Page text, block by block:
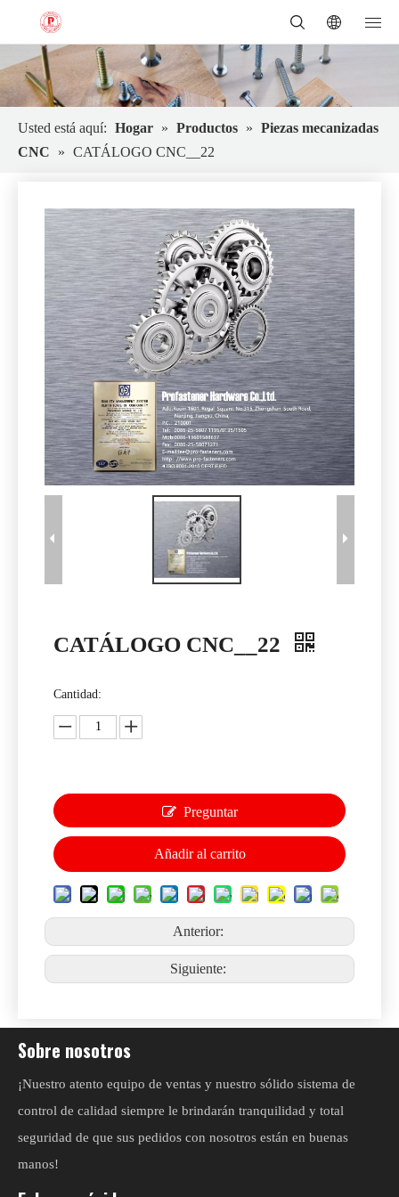
Usted está aquí: Hogar » Productos » Piezas mecanizadas
CNC
» CATÁLOGO CNC__22
CATÁLOGO CNC__22
Cantidad:
Preguntar
Añadir al carrito
Anterior:
Siguiente:
Sobre nosotros
¡Nuestro atento equipo de ventas y nuestro sólido sistema de
control de calidad siempre le brindarán tranquilidad y total
seguridad de que sus pedidos con nosotros están en buenas
manos!